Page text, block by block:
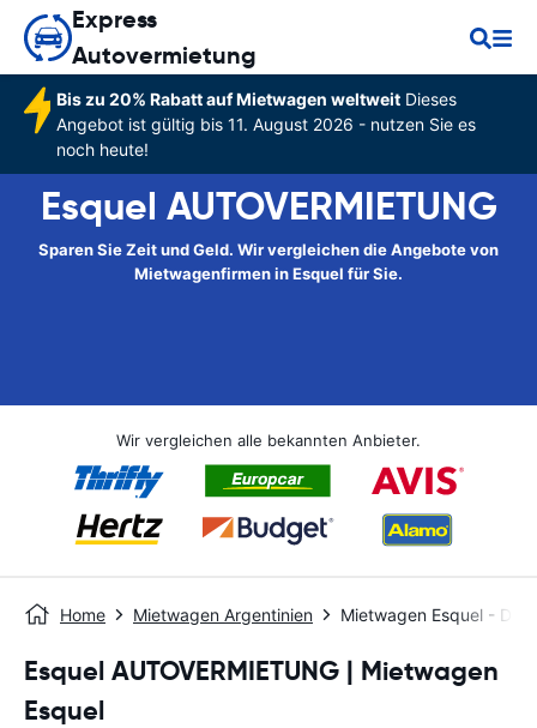
Express
Autovermietung
Bis zu 20% Rabatt auf Mietwagen weltweitDieses
Angebot ist gültig bis 11. August 2026 - nutzen Sie es
noch heute!
Esquel AUTOVERMIETUNG
Sparen Sie Zeit und Geld. Wir vergleichen die Angebote von
Mietwagenfirmen in Esquel für Sie.
Wir vergleichen alle bekannten Anbieter.
Home Mietwagen Argentinien Mietwagen Esquel -
Esquel AUTOVERMIETUNG | Mietwagen
Esquel